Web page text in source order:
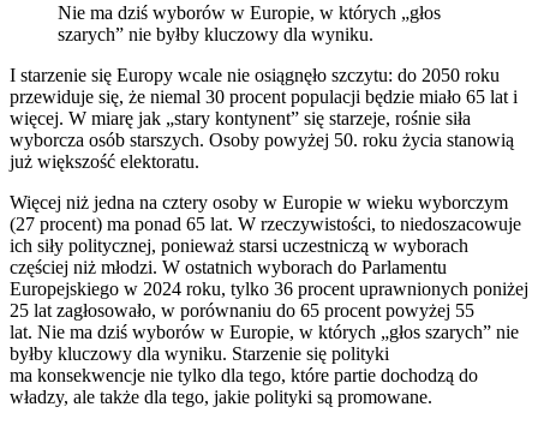
Nie ma dziś wyborów w Europie, w których „głos
szarych” nie byłby kluczowy dla wyniku.
I starzenie się Europy wcale nie osiągnęło szczytu: do 2050 roku
przewiduje się, że niemal 30 procent populacji będzie miało 65 lat i
więcej. W miarę jak „stary kontynent” się starzeje, rośnie siła
wyborcza osób starszych. Osoby powyżej 50. roku życia stanowią
już większość elektoratu.
Więcej niż jedna na cztery osoby w Europie w wieku wyborczym
(27 procent) ma ponad 65 lat. W rzeczywistości, to niedoszacowuje
ich siły politycznej, ponieważ starsi uczestniczą w wyborach
częściej niż młodzi. W ostatnich wyborach do Parlamentu
Europejskiego w 2024 roku, tylko 36 procent uprawnionych poniżej
25 lat zagłosowało, w porównaniu do 65 procent powyżej 55
lat. Nie ma dziś wyborów w Europie, w których „głos szarych” nie
byłby kluczowy dla wyniku. Starzenie się polityki
ma konsekwencje nie tylko dla tego, które partie dochodzą do
władzy, ale także dla tego, jakie polityki są promowane.